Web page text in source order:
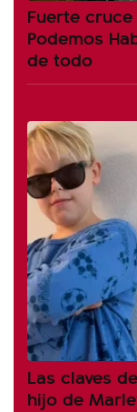
Fuerte
Podemos
de todo
Las claves
hijo de